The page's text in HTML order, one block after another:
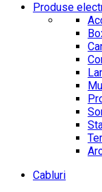
Produse
Cabluri